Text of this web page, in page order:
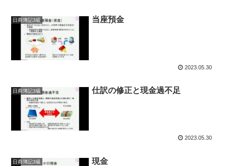
日商簿記3級 当座預金
2023.05.30
日商簿記3級 仕訳の修正と現金過不足
2023.05.30
日商簿記3級 現金